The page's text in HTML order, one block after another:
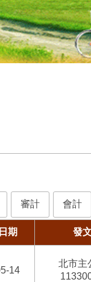
審計 會計
期 發
14
北市主